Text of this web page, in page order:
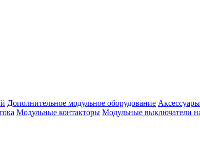
Дополнительное модульное оборудование
Модульные контакторы Модульные выключатели